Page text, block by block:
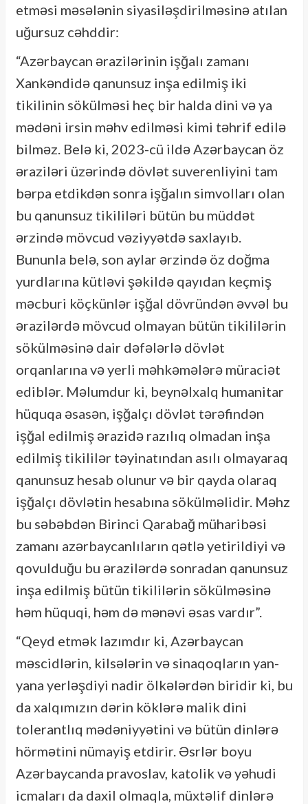
etməsi məsələnin siyasiləşdirilməsinə atılan
uğursuz cəhddir:
“Azərbaycan ərazilərinin işğalı zamanı
Xankəndidə qanunsuz inşa edilmiş iki
tikilinin sökülməsi heç bir halda dini və ya
mədəni irsin məhv edilməsi kimi təhrif edilə
bilməz. Belə ki, 2023-cü ildə Azərbaycan öz
əraziləri üzərində dövlət suverenliyini tam
bərpa etdikdən sonra işğalın simvolları olan
bu qanunsuz tikililəri bütün bu müddət
ərzində mövcud vəziyyətdə saxlayıb.
Bununla belə, son aylar ərzində öz doğma
yurdlarına kütləvi şəkildə qayıdan keçmiş
məcburi köçkünlər işğal dövründən əvvəl bu
ərazilərdə mövcud olmayan bütün tikililərin
sökülməsinə dair dəfələrlə dövlət
orqanlarına və yerli məhkəmələrə müraciət
ediblər. Məlumdur ki, beynəlxalq humanitar
hüquqa əsasən, işğalçı dövlət tərəfindən
işğal edilmiş ərazidə razılıq olmadan inşa
edilmiş tikililər təyinatından asılı olmayaraq
qanunsuz hesab olunur və bir qayda olaraq
işğalçı dövlətin hesabına sökülməlidir. Məhz
bu səbəbdən Birinci Qarabağ müharibəsi
zamanı azərbaycanlıların qətlə yetirildiyi və
qovulduğu bu ərazilərdə sonradan qanunsuz
inşa edilmiş bütün tikililərin sökülməsinə
həm hüquqi, həm də mənəvi əsas vardır”.
“Qeyd etmək lazımdır ki, Azərbaycan
məscidlərin, kilsələrin və sinaqoqların yan-
yana yerləşdiyi nadir ölkələrdən biridir ki, bu
da xalqımızın dərin köklərə malik dini
tolerantlıq mədəniyyətini və bütün dinlərə
hörmətini nümayiş etdirir. Əsrlər boyu
Azərbaycanda pravoslav, katolik və yəhudi
icmaları da daxil olmaqla, müxtəlif dinlərə